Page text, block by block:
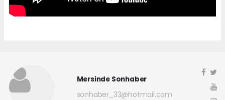
Mersinde Sonhaber
sonhaber_33@hotmail.com